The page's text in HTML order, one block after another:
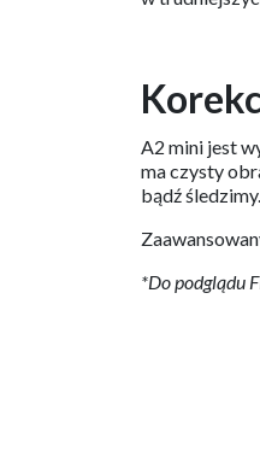
A2 mini jest
ma czysty
bądź śledzimy.
*Do podglądu